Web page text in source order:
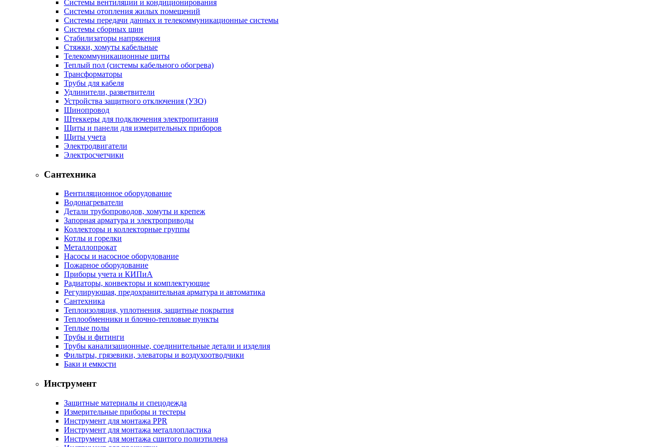
Системы вентиляции и кондиционирования
Системы отопления жилых помещений
Системы передачи данных и телекоммуникационные системы
Системы сборных шин
Стабилизаторы напряжения
Стяжки, хомуты кабельные
Телекоммуникационные щиты
Теплый пол (системы кабельного обогрева)
Трансформаторы
Трубы для кабеля
Удлинители, разветвители
Устройства защитного отключения (УЗО)
Шинопровод
Штеккеры для подключения электропитания
Щиты и панели для измерительных приборов
Щиты учета
Электродвигатели
Электросчетчики
Сантехника
Вентиляционное оборудование
Водонагреватели
Детали трубопроводов, хомуты и крепеж
Запорная арматура и электроприводы
Коллекторы и коллекторные группы
Котлы и горелки
Металлопрокат
Насосы и насосное оборудование
Пожарное оборудование
Приборы учета и КИПиА
Радиаторы, конвекторы и комплектующие
Регулирующая, предохранительная арматура и автоматика
Сантехника
Теплоизоляция, уплотнения, защитные покрытия
Теплообменники и блочно-тепловые пункты
Теплые полы
Трубы и фитинги
Трубы канализационные, соединительные детали и изделия
Фильтры, грязевики, элеваторы и воздухоотводчики
Баки и емкости
Инструмент
Защитные материалы и спецодежда
Измерительные приборы и тестеры
Инструмент для монтажа PPR
Инструмент для монтажа металлопластика
Инструмент для монтажа сшитого полиэтилена